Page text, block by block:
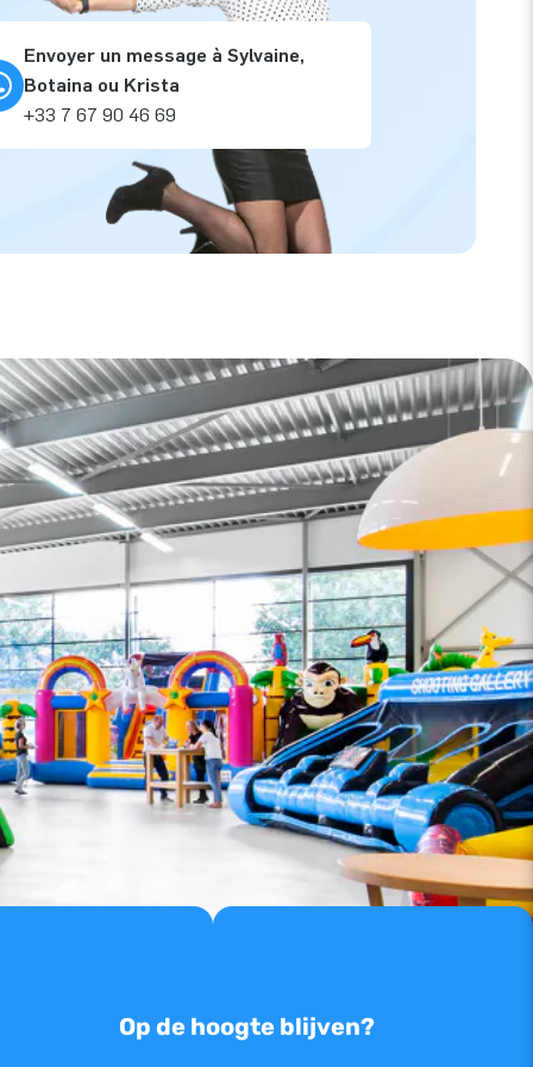
Envoyer un message à Sylvaine,
Botaina ou Krista
+33 7 67 90 46 69
Op de hoogte blijven?